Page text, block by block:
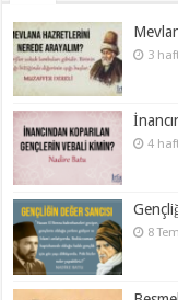
3
4
8